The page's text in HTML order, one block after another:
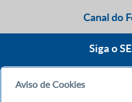
Canal do
Siga o
Aviso de Cookies